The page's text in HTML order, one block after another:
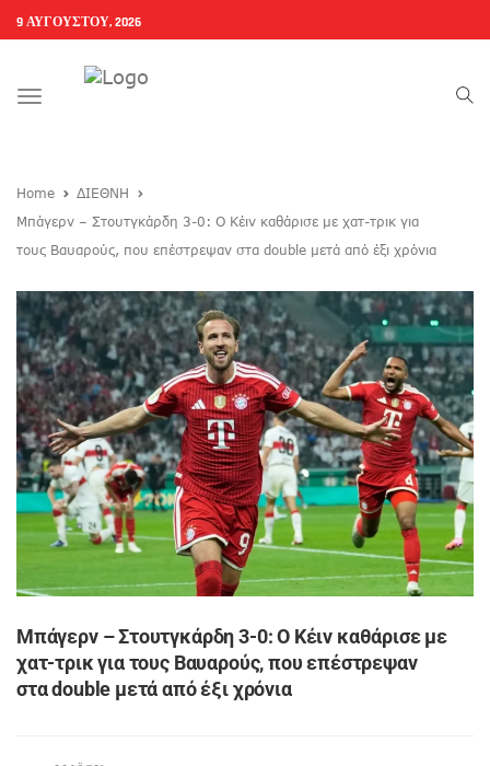
9 ΑΥΓΟΎΣΤΟΥ, 2026
Toggle
Home
ΔΙΕΘΝΗ
Μπάγερν – Στουτγκάρδη 3-0: Ο Κέιν καθάρισε με χατ-τρικ για
τους Βαυαρούς, που επέστρεψαν στα double μετά από έξι χρόνια
Μπάγερν – Στουτγκάρδη 3-0: Ο Κέιν καθάρισε με
χατ-τρικ για τους Βαυαρούς, που επέστρεψαν
στα double μετά από έξι χρόνια